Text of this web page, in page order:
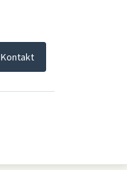
Kontakt